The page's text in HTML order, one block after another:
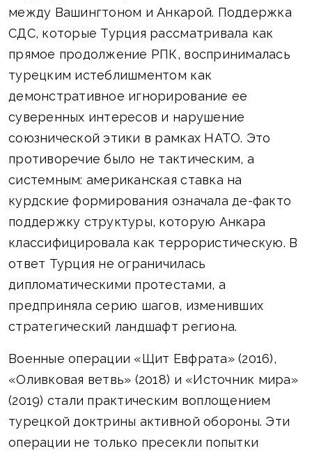
между Вашингтоном и Анкарой. Поддержка
СДС, которые Турция рассматривала как
прямое продолжение РПК, воспринималась
турецким истеблишментом как
демонстративное игнорирование ее
суверенных интересов и нарушение
союзнической этики в рамках НАТО. Это
противоречие было не тактическим, а
системным: американская ставка на
курдские формирования означала де-факто
поддержку структуры, которую Анкара
классифицировала как террористическую. В
ответ Турция не ограничилась
дипломатическими протестами, а
предприняла серию шагов, изменивших
стратегический ландшафт региона.
Военные операции «Щит Евфрата» (2016),
«Оливковая ветвь» (2018) и «Источник мира»
(2019) стали практическим воплощением
турецкой доктрины активной обороны. Эти
операции не только пресекли попытки